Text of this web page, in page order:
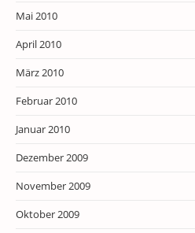
Mai 2010
April 2010
März 2010
Februar 2010
Januar 2010
Dezember 2009
November 2009
Oktober 2009